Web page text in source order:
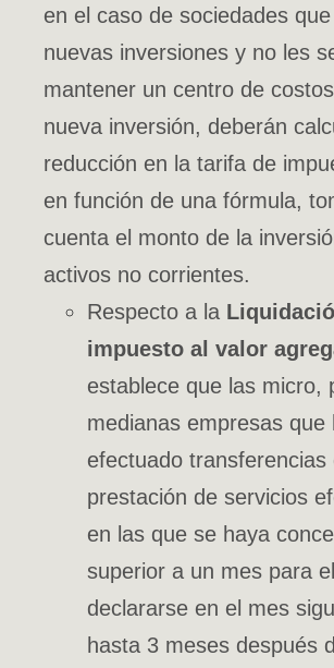
en el caso de sociedades
nuevas inversiones y no les
mantener un centro de
nueva inversión, deberán
reducción en la tarifa de
en función de una fórmula,
cuenta el monto de la
activos no corrientes.
Respecto a la
impuesto al valor
establece que las micro,
medianas empresas que
efectuado transferencias
prestación de servicios
en las que se haya
superior a un mes para
declararse en el mes
hasta 3 meses después